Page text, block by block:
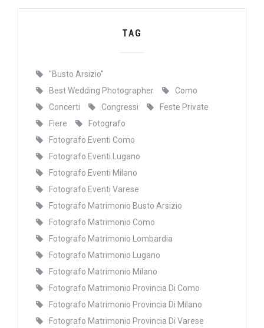
TAG
"Busto Arsizio"
Best Wedding Photographer
Como
Concerti
Congressi
Feste Private
Fiere
Fotografo
Fotografo Eventi Como
Fotografo Eventi Lugano
Fotografo Eventi Milano
Fotografo Eventi Varese
Fotografo Matrimonio Busto Arsizio
Fotografo Matrimonio Como
Fotografo Matrimonio Lombardia
Fotografo Matrimonio Lugano
Fotografo Matrimonio Milano
Fotografo Matrimonio Provincia Di Como
Fotografo Matrimonio Provincia Di Milano
Fotografo Matrimonio Provincia Di Varese